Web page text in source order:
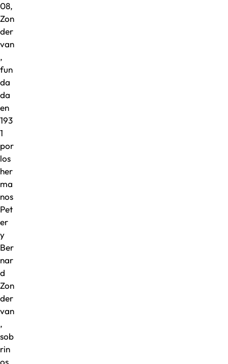
08,
Zon
der
van
,
fun
da
da
en
193
1
por
los
her
ma
nos
Pet
er
y
Ber
nar
d
Zon
der
van
,
sob
rin